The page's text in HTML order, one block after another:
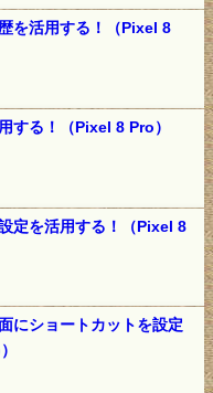
を活用する！（Pixel 8
する！（Pixel 8 Pro）
定を活用する！（Pixel 8
にショートカットを設定